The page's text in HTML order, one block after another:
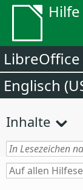
LibreOffice
Englisch
Inhalte